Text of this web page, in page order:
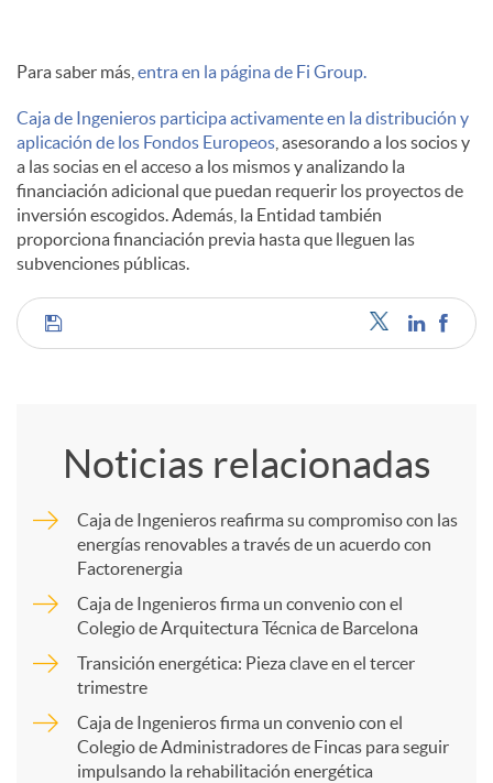
Para saber más, entra en la página de Fi Group.
Caja de Ingenieros participa activamente en la distribución y
aplicación de los Fondos Europeos , asesorando a los socios y
a las socias en el acceso a los mismos y analizando la
financiación adicional que puedan requerir los proyectos de
inversión escogidos. Además, la Entidad también
proporciona financiación previa hasta que lleguen las
subvenciones públicas.
C
m
r
Noticias relacionadas
Caja de Ingenieros reafirma su compromiso con las
energías renovables a través de un acuerdo con
Factorenergia
Caja de Ingenieros firma un convenio con el
Colegio de Arquitectura Técnica de Barcelona
Transición energética: Pieza clave en el tercer
trimestre
Caja de Ingenieros firma un convenio con el
Colegio de Administradores de Fincas para seguir
impulsando la rehabilitación energética